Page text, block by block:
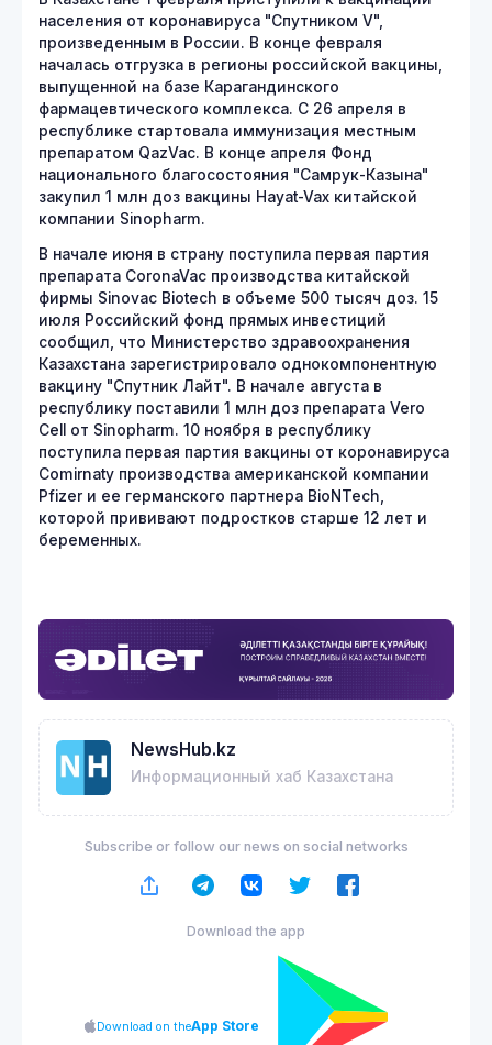
населения от коронавируса "Спутником V",
произведенным в России. В конце февраля
началась отгрузка в регионы российской вакцины,
выпущенной на базе Карагандинского
фармацевтического комплекса. С 26 апреля в
республике стартовала иммунизация местным
препаратом QazVac. В конце апреля Фонд
национального благосостояния "Самрук-Казына"
закупил 1 млн доз вакцины Hayat-Vax китайской
компании Sinopharm.
В начале июня в страну поступила первая партия
препарата CoronaVac производства китайской
фирмы Sinovac Biotech в объеме 500 тысяч доз. 15
июля Российский фонд прямых инвестиций
сообщил, что Министерство здравоохранения
Казахстана зарегистрировало однокомпонентную
вакцину "Спутник Лайт". В начале августа в
республику поставили 1 млн доз препарата Vero
Сell от Sinopharm. 10 ноября в республику
поступила первая партия вакцины от коронавируса
Comirnaty производства американской компании
Pfizer и ее германского партнера BioNTech,
которой прививают подростков старше 12 лет и
беременных.
NewsHub.kz
Информационный хаб Казахстана
Subscribe or follow our news on social networks
Download the app
Download on theApp Store